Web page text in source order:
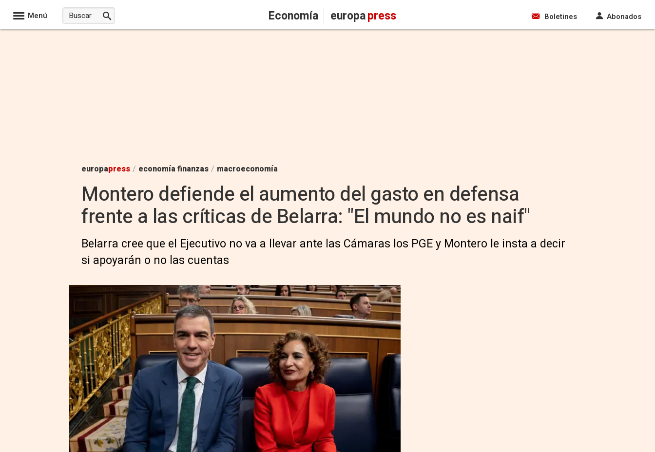
Menú Economía europapress Boletines Abonados
europapress / economía finanzas / macroeconomía
Montero defiende el aumento del gasto en defensa
frente a las críticas de Belarra: "El mundo no es naif"
Belarra cree que el Ejecutivo no va a llevar ante las Cámaras los PGE y Montero le insta a decir
si apoyarán o no las cuentas